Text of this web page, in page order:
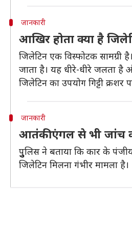
जानकारी
आखिर होता क्या है
जिलेटिन एक विस्फोटक सामग्री
जाता है। यह धीरे-धीरे जलता है
जिलेटिन का उपयोग गिट्टी
जानकारी
आतंकी एंगल से भी जांच
पुुुुुुुुुलिस ने बताया कि कार के
जिलेटिन मिलना गंभीर मामला है।